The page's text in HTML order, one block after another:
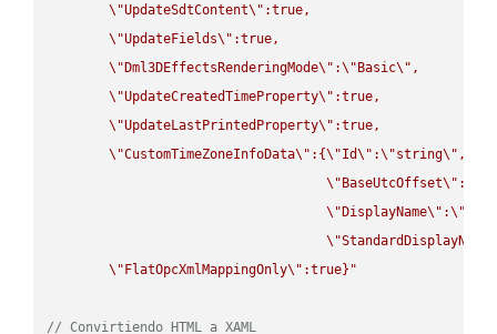
\"UpdateSdtContent\" :true,
\"UpdateFields\" :true,
\" Dml3DEffectsRenderingMode\" :\" Basic\" ,
\"UpdateCreatedTimeProperty\" :true,
\"UpdateLastPrintedProperty\" :true,
\"CustomTimeZoneInfoData\" :{\"Id\" :\"string\" ,
\" BaseUtcOffset\" :
\" DisplayName\" :\"
\"StandardDisplayName
\" FlatOpcXmlMappingOnly\" :true}"
// Convirtiendo HTML a XAML